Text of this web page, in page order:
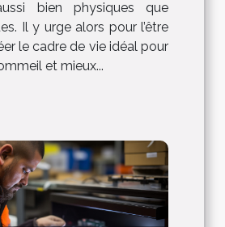
bien physiques que
Il y urge alors pour l’être
le cadre de vie idéal pour
et mieux...